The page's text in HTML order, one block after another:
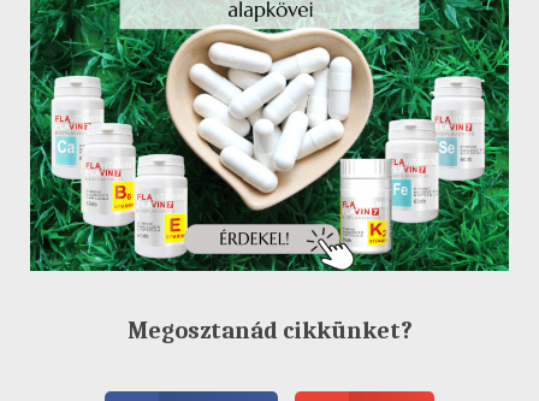
Megosztanád cikkünket?